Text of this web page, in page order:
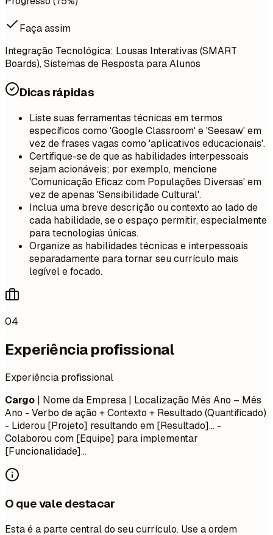
Faça assim
Integração Tecnológica: Lousas Interativas (SMART
Boards), Sistemas de Resposta para Alunos
Dicas rápidas
Liste suas ferramentas técnicas em termos
específicos como 'Google Classroom' e 'Seesaw' em
vez de frases vagas como 'aplicativos educacionais'.
Certifique-se de que as habilidades interpessoais
sejam acionáveis; por exemplo, mencione
'Comunicação Eficaz com Populações Diversas' em
vez de apenas 'Sensibilidade Cultural'.
Inclua uma breve descrição ou contexto ao lado de
cada habilidade, se o espaço permitir, especialmente
para tecnologias únicas.
Organize as habilidades técnicas e interpessoais
separadamente para tornar seu currículo mais
legível e focado.
04
Experiência profissional
Experiência profissional
Cargo | Nome da Empresa | Localização Mês Ano – Mês
Ano - Verbo de ação + Contexto + Resultado (Quantificado)
- Liderou [Projeto] resultando em [Resultado]... -
Colaborou com [Equipe] para implementar
[Funcionalidade]...
O que vale destacar
Esta é a parte central do seu currículo. Use a ordem